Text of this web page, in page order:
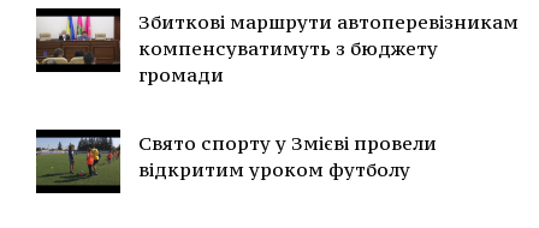
Збиткові маршрути автоперевізникам
компенсуватимуть з бюджету
громади
Свято спорту у Змієві провели
відкритим уроком футболу